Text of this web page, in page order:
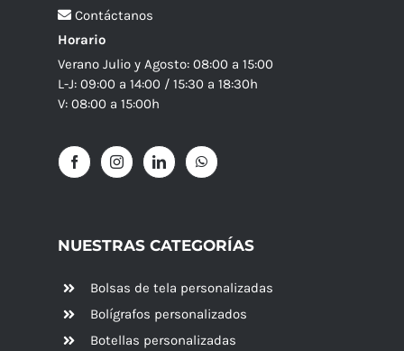
Contáctanos
Horario
Verano Julio y Agosto: 08:00 a 15:00
L-J: 09:00 a 14:00 / 15:30 a 18:30h
V: 08:00 a 15:00h
NUESTRAS CATEGORÍAS
Bolsas de tela personalizadas
Bolígrafos personalizados
Botellas personalizadas